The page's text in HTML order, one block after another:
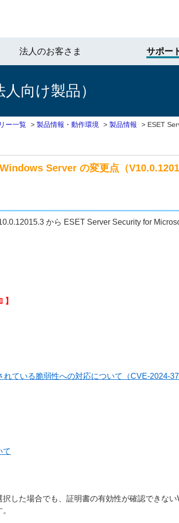
法人のお客さま サポー
向け製品）
ー一覧 > 製品情報・動作環境 > 製品情報 > ESET
Server の変更点（
から ESET Server Security for
】
ている脆弱性への対応について（CVE-2024-
て
した場合でも、証明書の有効性が確認できな